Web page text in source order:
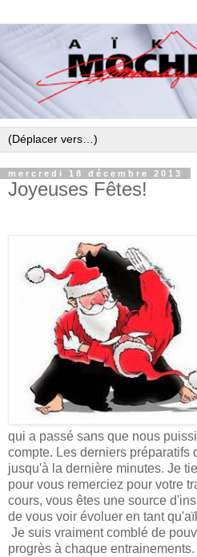
mercredi 18 décembre 2013
Joyeuses Fêtes!
qui a passé sans que nous
compte. Les derniers préparatifs
jusqu'à la dernière minutes. Je
pour vous remerciez pour votre
cours, vous êtes une source
de vous voir évoluer en tant
Je suis vraiment comblé de
progrès à chaque entrainements.